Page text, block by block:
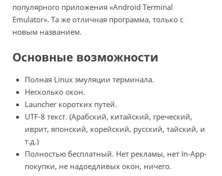
популярного приложения «Android Terminal
Emulator». Та же отличная программа, только с
новым названием.
Основные возможности
Полная Linux эмуляции терминала.
Несколько окон.
Launcher коротких путей.
UTF-8 текст. (Арабский, китайский, греческий,
иврит, японский, корейский, русский, тайский, и
т.д.)
Полностью бесплатный. Нет рекламы, нет In-App-
покупки, не надоедливых окон, ничего.